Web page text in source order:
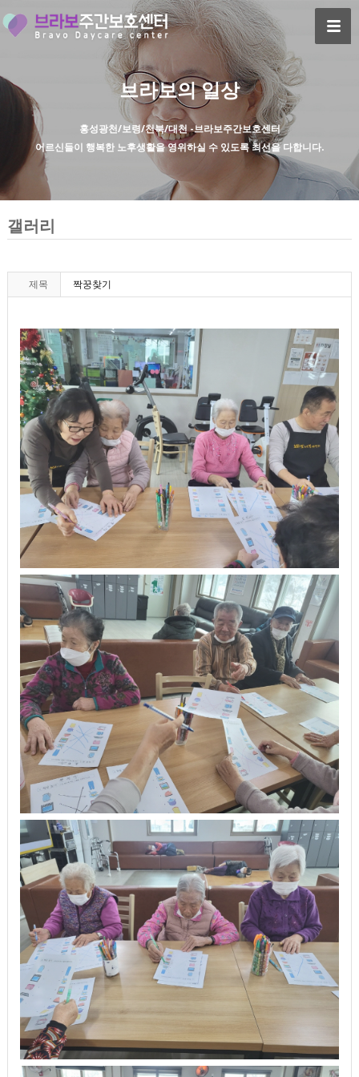
브라보의 일상
홍성광천/보령/천북/대천 -브라보주간보호센터
어르신들이 행복한 노후생활을 영위하실 수 있도록 최선을 다합니다.
갤러리
제목 짝꿍찾기